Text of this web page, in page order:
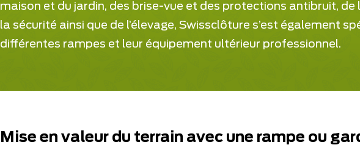
maison et du jardin, des brise-vue et des protections antibruit, de
la sécurité ainsi que de l’élevage, Swissclôture s’est également
différentes rampes et leur équipement ultérieur professionnel.
Mise en valeur du terrain avec une rampe ou